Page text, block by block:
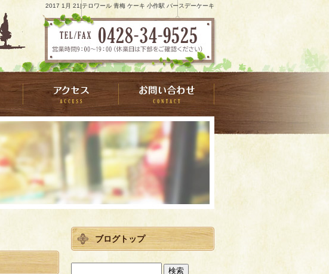
2017 1月 21|テロワール 青梅 ケーキ 小作駅 バースデーケーキ
ブログトップ